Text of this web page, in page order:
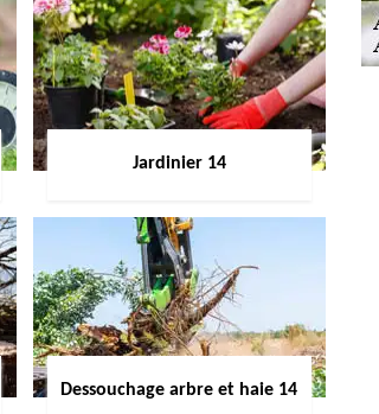
Jardinier 14
Dessouchage arbre et haie 14